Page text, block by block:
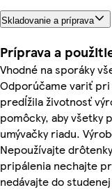
Skladovanie a príprava
Príprava a
Vhodné na sporáky
Odporúčame variť
predĺžila životnosť
pomôcky, aby všetky
umývačky riadu.
Nepoužívajte
pripálenia nechajte
nedávajte do